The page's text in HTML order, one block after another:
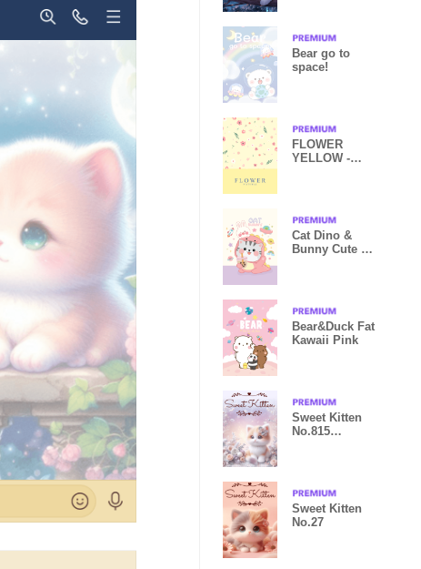
Bear go to
space!
FLOWER
YELLOW -
Cat Dino &
Bunny Cute :
Bear&Duck Fat
Kawaii Pink
Sweet Kitten
No.815
Sweet Kitten
No.27